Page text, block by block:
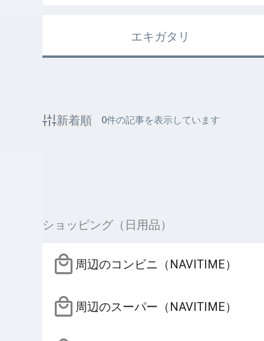
エキガタリ
新着順 0件の記事を表示しています
ショッピング（日用品）
周辺のコンビニ（NAVITIME）
周辺のスーパー（NAVITIME）